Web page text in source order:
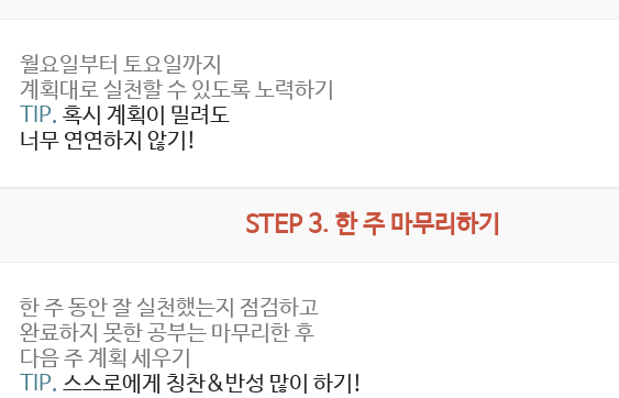
월요일부터 토요일까지
계획대로 실천할 수 있도록 노력하기
TIP. 혹시 계획이 밀려도
너무 연연하지 않기!
STEP 3. 한 주 마무리하기
한 주 동안 잘 실천했는지 점검하고
완료하지 못한 공부는 마무리한 후
다음 주 계획 세우기
TIP. 스스로에게 칭찬&반성 많이 하기!